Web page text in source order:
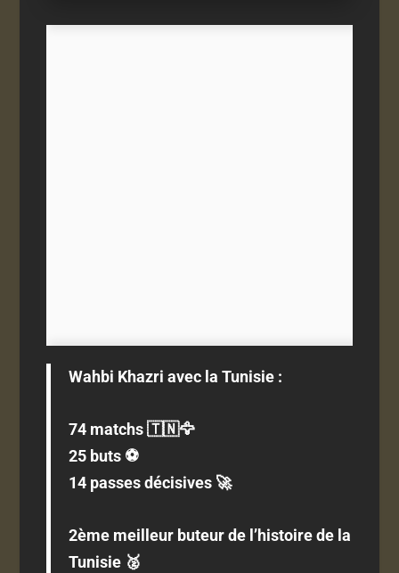
Wahbi Khazri avec la Tunisie :
74 matchs 🇹🇳🦅
25 buts ⚽️
14 passes décisives 🚀
2ème meilleur buteur de l’histoire de la
Tunisie 🥈